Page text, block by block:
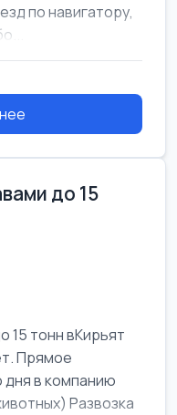
по навигатору,
до 15
15 тонн вКирьят
Прямое
дня в компанию
Развозка